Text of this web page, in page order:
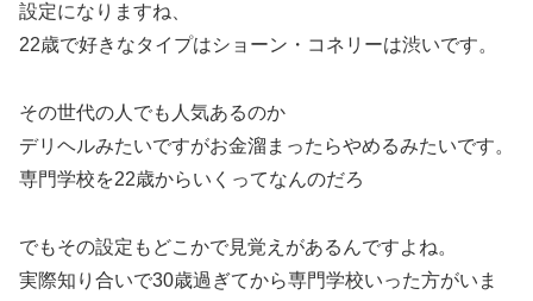
設定になりますね、
22歳で好きなタイプはショーン・コネリーは渋いです。
その世代の人でも人気あるのか
デリヘルみたいですがお金溜まったらやめるみたいです。
専門学校を22歳からいくってなんのだろ
でもその設定もどこかで見覚えがあるんですよね。
実際知り合いで30歳過ぎてから専門学校いった方がいま